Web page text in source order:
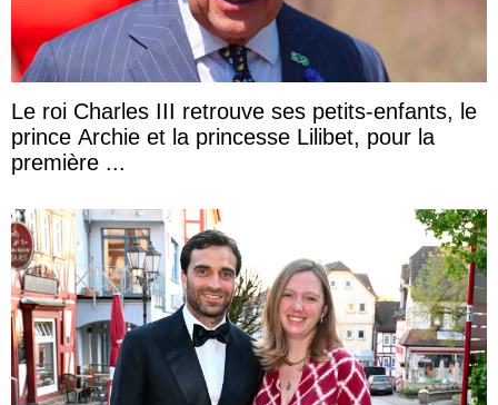
Le roi Charles III retrouve ses petits-enfants, le
prince Archie et la princesse Lilibet, pour la
première ...